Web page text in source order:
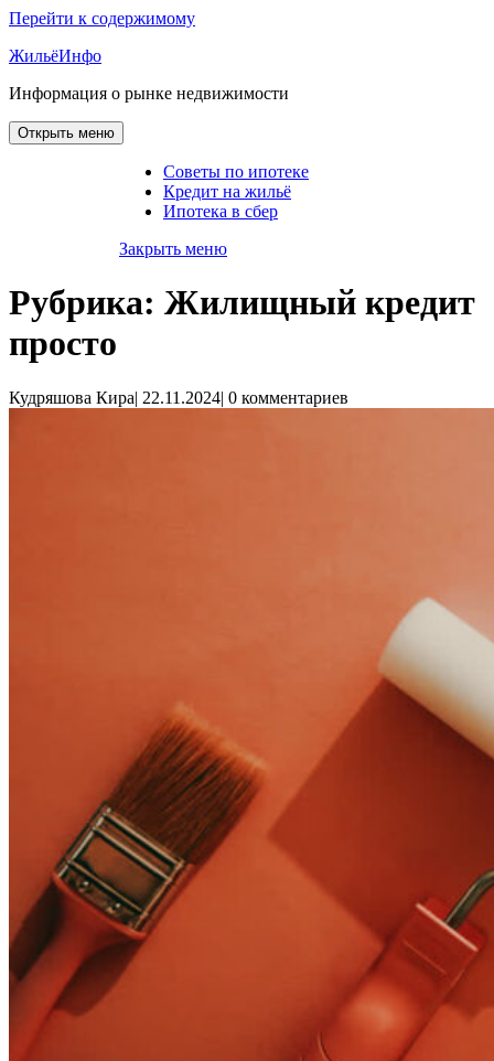
Перейти к содержимому
ЖильёИнфо
Информация о рынке недвижимости
Открыть меню
Советы по ипотеке
Кредит на жильё
Ипотека в сбер
Закрыть меню
Рубрика: Жилищный кредит
просто
Кудряшова Кира| 22.11.2024| 0 комментариев